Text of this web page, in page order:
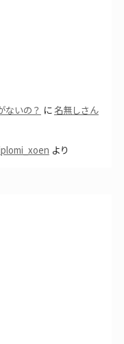
ないの？ に名無しさん
より